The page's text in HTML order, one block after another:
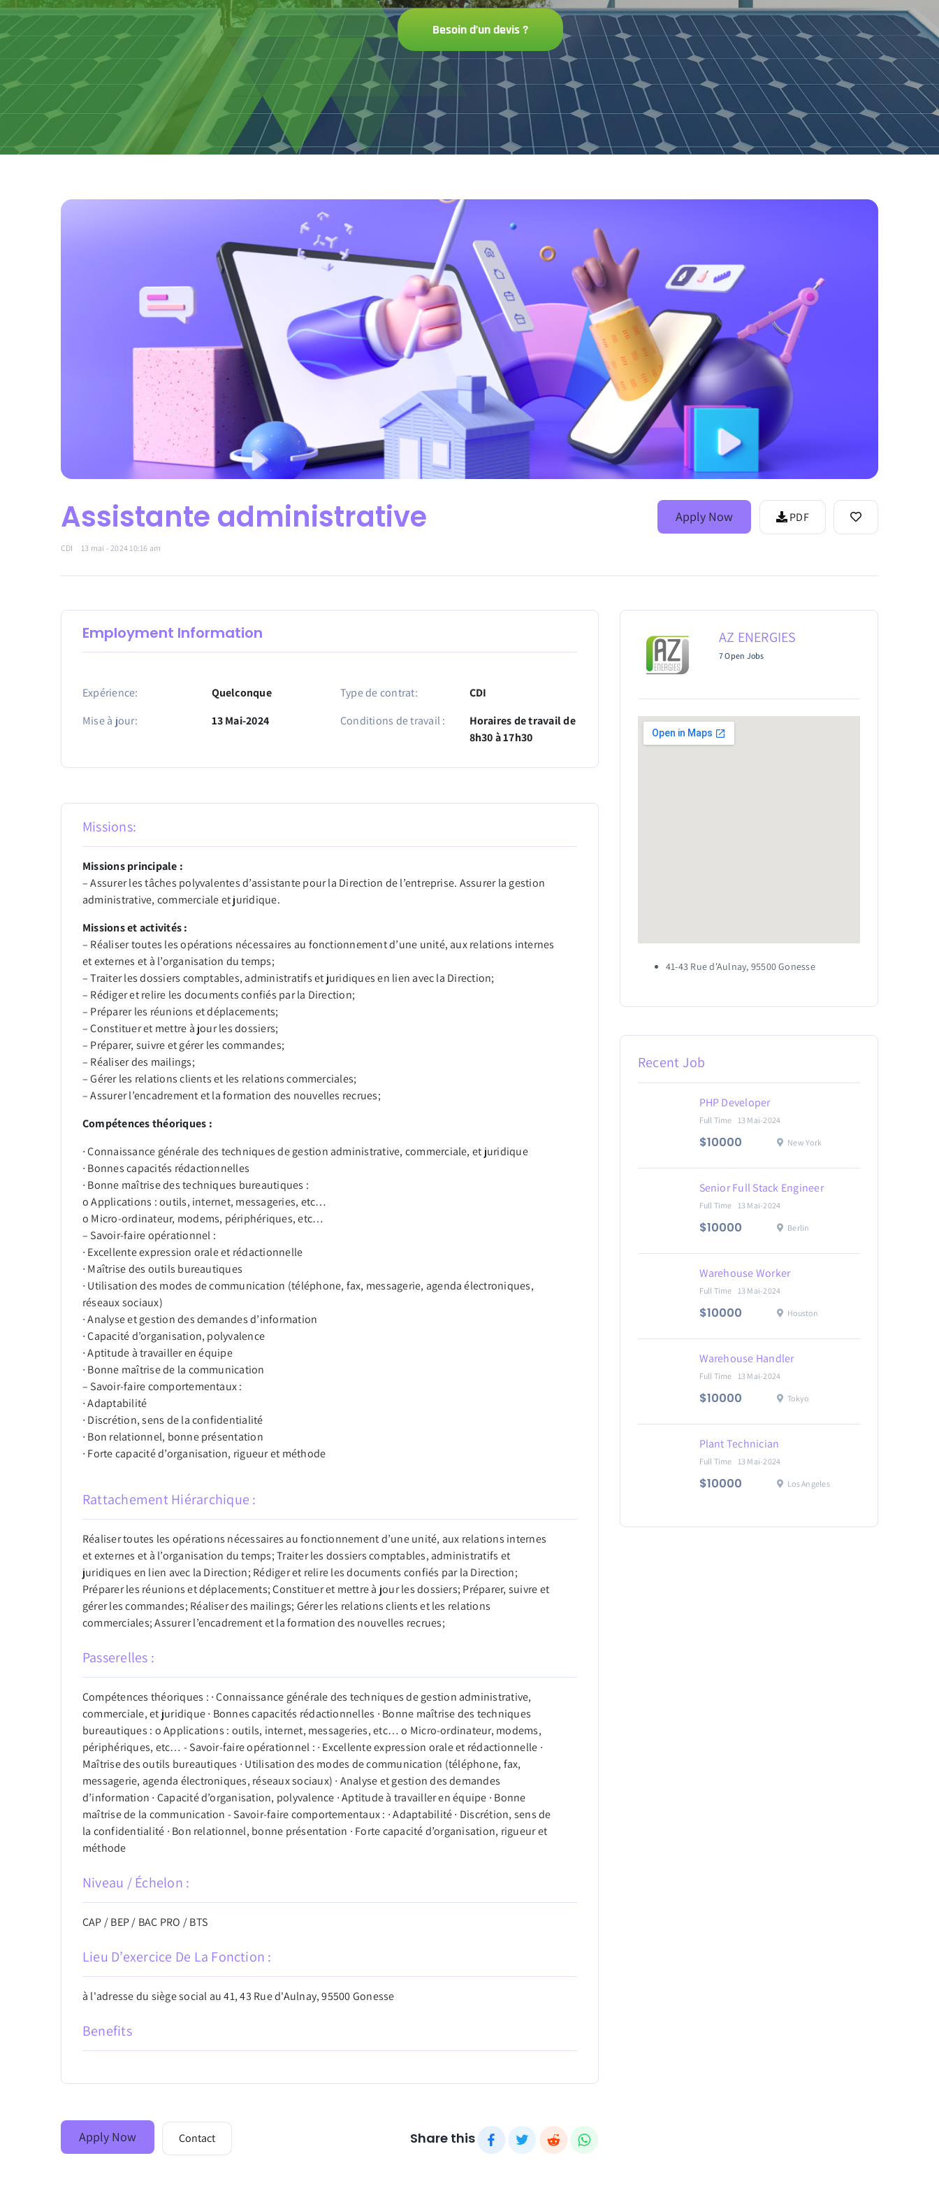
Besoin d’un devis ?
Assistante administrative
CDI 13 mai - 2024 10:16 am
Apply Now PDF
Employment Information
Expérience: Quelconque Type de contrat:
CDI
Mise à jour:
13 Mai-2024 Conditions de travail :
Horaires de travail de
8h30 à 17h30
Missions:
Missions principale :
– Assurer les tâches polyvalentes d’assistante pour la Direction de l’entreprise. Assurer la gestion
administrative, commerciale et juridique.
Missions et activités :
– Réaliser toutes les opérations nécessaires au fonctionnement d’une unité, aux relations internes
et externes et à l’organisation du temps;
– Traiter les dossiers comptables, administratifs et juridiques en lien avec la Direction;
– Rédiger et relire les documents confiés par la Direction;
– Préparer les réunions et déplacements;
– Constituer et mettre à jour les dossiers;
– Préparer, suivre et gérer les commandes;
– Réaliser des mailings;
– Gérer les relations clients et les relations commerciales;
– Assurer l’encadrement et la formation des nouvelles recrues;
Compétences théoriques :
∙ Connaissance générale des techniques de gestion administrative, commerciale, et juridique
∙ Bonnes capacités rédactionnelles
∙ Bonne maîtrise des techniques bureautiques :
o Applications : outils, internet, messageries, etc…
o Micro-ordinateur, modems, périphériques, etc…
– Savoir-faire opérationnel :
∙ Excellente expression orale et rédactionnelle
∙ Maîtrise des outils bureautiques
∙ Utilisation des modes de communication (téléphone, fax, messagerie, agenda électroniques,
réseaux sociaux)
∙ Analyse et gestion des demandes d’information
∙ Capacité d’organisation, polyvalence
∙ Aptitude à travailler en équipe
∙ Bonne maîtrise de la communication
– Savoir-faire comportementaux :
∙ Adaptabilité
∙ Discrétion, sens de la confidentialité
∙ Bon relationnel, bonne présentation
∙ Forte capacité d’organisation, rigueur et méthode
Rattachement Hiérarchique :
Réaliser toutes les opérations nécessaires au fonctionnement d’une unité, aux relations internes
et externes et à l’organisation du temps; Traiter les dossiers comptables, administratifs et
juridiques en lien avec la Direction; Rédiger et relire les documents confiés par la Direction;
Préparer les réunions et déplacements; Constituer et mettre à jour les dossiers; Préparer, suivre et
gérer les commandes; Réaliser des mailings; Gérer les relations clients et les relations
commerciales; Assurer l’encadrement et la formation des nouvelles recrues;
Passerelles :
Compétences théoriques : ∙ Connaissance générale des techniques de gestion administrative,
commerciale, et juridique ∙ Bonnes capacités rédactionnelles ∙ Bonne maîtrise des techniques
bureautiques : o Applications : outils, internet, messageries, etc… o Micro-ordinateur, modems,
périphériques, etc… - Savoir-faire opérationnel : ∙ Excellente expression orale et rédactionnelle ∙
Maîtrise des outils bureautiques ∙ Utilisation des modes de communication (téléphone, fax,
messagerie, agenda électroniques, réseaux sociaux) ∙ Analyse et gestion des demandes
d’information ∙ Capacité d’organisation, polyvalence ∙ Aptitude à travailler en équipe ∙ Bonne
maîtrise de la communication - Savoir-faire comportementaux : ∙ Adaptabilité ∙ Discrétion, sens de
la confidentialité ∙ Bon relationnel, bonne présentation ∙ Forte capacité d’organisation, rigueur et
méthode
Niveau / Échelon :
CAP / BEP / BAC PRO / BTS
Lieu D’exercice De La Fonction :
à l'adresse du siège social au 41, 43 Rue d'Aulnay, 95500 Gonesse
Benefits
Apply Now Contact Share this
AZ ENERGIES
7 Open Jobs
41-43 Rue d'Aulnay, 95500 Gonesse
Recent Job
PHP Developer
Full Time 13 Mai-2024
$10000 New York
Senior Full Stack Engineer
Full Time 13 Mai-2024
$10000 Berlin
Warehouse Worker
Full Time 13 Mai-2024
$10000 Houston
Warehouse Handler
Full Time 13 Mai-2024
$10000 Tokyo
Plant Technician
Full Time 13 Mai-2024
$10000 Los Angeles